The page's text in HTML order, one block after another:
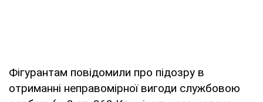
Фігурантам повідомили про підозру в
отриманні неправомірної вигоди службовою